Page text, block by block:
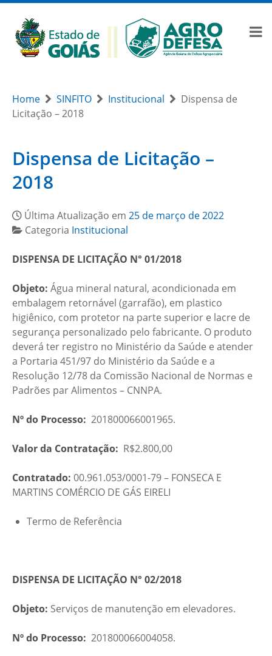
Home SINFITO Institucional
Dispensa de
Licitação – 2018
Dispensa de Licitação –
2018
Última Atualização em 25 de março de 2022
Categoria Institucional
DISPENSA DE LICITAÇÃO N° 01/2018
Objeto: Água mineral natural, acondicionada em
embalagem retornável (garrafão), em plastico
higiênico, com protetor na parte superior e lacre de
segurança personalizado pelo fabricante. O produto
deverá ter registro no Ministério da Saúde e atender
a Portaria 451/97 do Ministério da Saúde e a
Resolução 12/78 da Comissão Nacional de Normas e
Padrões par Alimentos – CNNPA.
Nº do Processo: 201800066001965.
Valor da Contratação: R$2.800,00
Contratado: 00.961.053/0001-79 – FONSECA E
MARTINS COMÉRCIO DE GÁS EIRELI
Termo de Referência
DISPENSA DE LICITAÇÃO N° 02/2018
Objeto: Serviços de manutenção em elevadores.
Nº do Processo: 201800066004058.